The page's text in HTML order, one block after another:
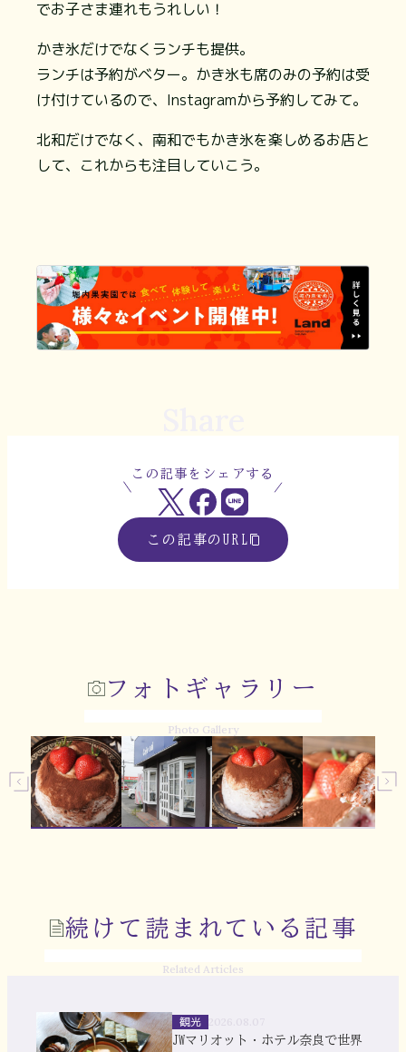
でお子さま連れもうれしい！
かき氷だけでなくランチも提供。
ランチは予約がベター。かき氷も席のみの予約は受
け付けているので、Instagramから予約してみて。
北和だけでなく、南和でもかき氷を楽しめるお店と
して、これからも注目していこう。
この記事をシェアする
この記事のURL
フォトギャラリー
Photo Gallery
続けて読まれている記事
Related Articles
観光
JWマリオット・ホテル奈良で世界